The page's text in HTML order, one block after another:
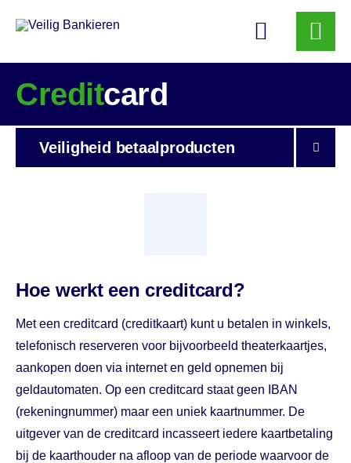
Veilig
Bankieren
Creditcard
Hoe werkt een creditcard?
Met een creditcard (creditkaart) kunt u betalen in winkels,
telefonisch reserveren voor bijvoorbeeld theaterkaartjes,
aankopen doen via internet en geld opnemen bij
geldautomaten. Op een creditcard staat geen IBAN
(rekeningnummer) maar een uniek kaartnummer. De
uitgever van de creditcard incasseert iedere kaartbetaling
bij de kaarthouder na afloop van de periode waarvoor de
Veiligheid betaal­producten